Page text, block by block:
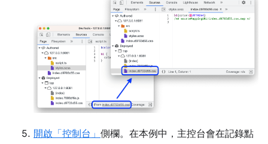
開啟「控制台」 側欄。在本例中，主控台會在記錄點